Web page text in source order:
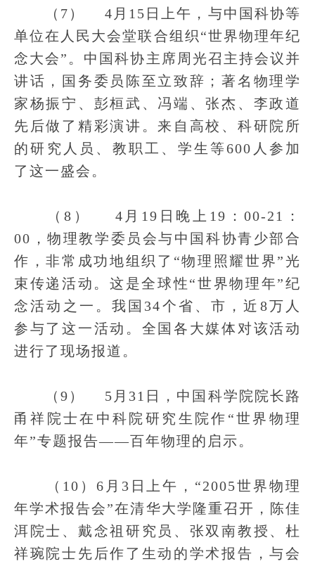
（7） 4月15日上午，与中国科协等
单位在人民大会堂联合组织“世界物理年纪
念大会”。中国科协主席周光召主持会议并
讲话，国务委员陈至立致辞；著名物理学
家杨振宁、彭桓武、冯端、张杰、李政道
先后做了精彩演讲。来自高校、科研院所
的研究人员、教职工、学生等600人参加
了这一盛会。
（8） 4月19日晚上19：00-21：
00，物理教学委员会与中国科协青少部合
作，非常成功地组织了“物理照耀世界”光
束传递活动。这是全球性“世界物理年”纪
念活动之一。我国34个省、市，近8万人
参与了这一活动。全国各大媒体对该活动
进行了现场报道。
（9） 5月31日，中国科学院院长路
甬祥院士在中科院研究生院作“世界物理
年”专题报告——百年物理的启示。
（10）6月3日上午，“2005世界物理
年学术报告会”在清华大学隆重召开，陈佳
洱院士、戴念祖研究员、张双南教授、杜
祥琬院士先后作了生动的学术报告，与会